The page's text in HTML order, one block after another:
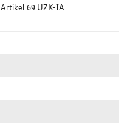
Artikel 69 UZK-IA